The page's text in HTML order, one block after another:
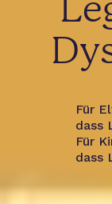
Für
dass
Für
dass